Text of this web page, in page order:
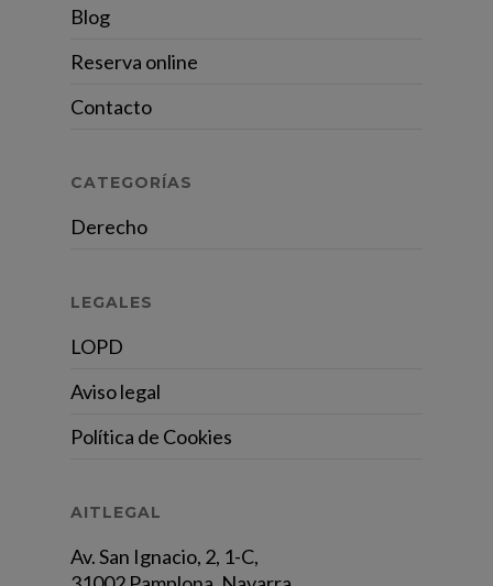
Blog
Reserva online
Contacto
CATEGORÍAS
Derecho
LEGALES
LOPD
Aviso legal
Política de Cookies
AITLEGAL
Av. San Ignacio, 2, 1-C,